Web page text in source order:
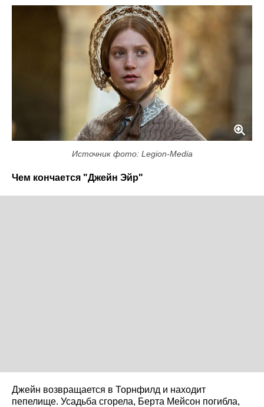
Источник фото: Legion-Media
Чем кончается "Джейн Эйр"
Джейн возвращается в Торнфилд и находит
пепелище. Усадьба сгорела, Берта Мейсон погибла,